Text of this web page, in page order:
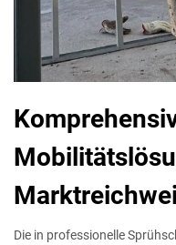
Die in professionelle